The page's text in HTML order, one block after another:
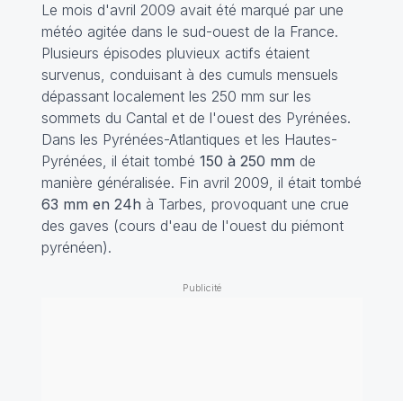
Le mois d'avril 2009 avait été marqué par une
météo agitée dans le sud-ouest de la France.
Plusieurs épisodes pluvieux actifs étaient
survenus, conduisant à des cumuls mensuels
dépassant localement les 250 mm sur les
sommets du Cantal et de l'ouest des Pyrénées.
Dans les Pyrénées-Atlantiques et les Hautes-
Pyrénées, il était tombé 150 à 250 mm de
manière généralisée. Fin avril 2009, il était tombé
63 mm en 24h à Tarbes, provoquant une crue
des gaves (cours d'eau de l'ouest du piémont
pyrénéen).